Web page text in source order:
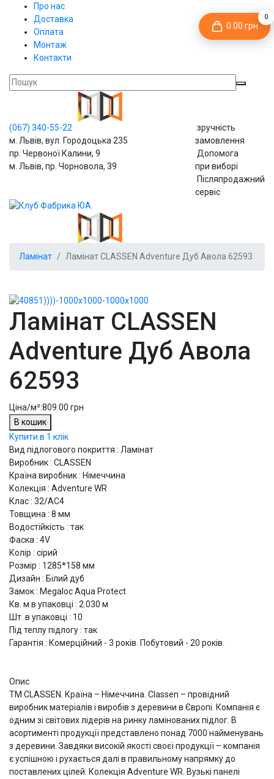
Про нас
Доставка
Оплата
Монтаж
Контакти
0.00 грн
0
(067) 340-55-22
м. Львів, вул. Городоцька 235
пр. Червоної Калини, 9
м. Львів, пр. Чорновола, 39
зручність
замовлення
Допомога
при виборі
Післяпродажний
сервіс
Ламінат Ламінат CLASSEN Adventure Дуб Авола 62593
Ламінат CLASSEN
Adventure Дуб Авола
62593
Ціна/м²:809.00 грн
В кошик
Купити в 1 клік
Вид підлогового покриття : Ламінат
Виробник : CLASSEN
Країна виробник : Німеччина
Колекція : Adventure WR
Клас : 32/АС4
Товщина : 8 мм
Водостійкість : так
Фаска : 4V
Колір : сірий
Розмір : 1285*158 мм
Дизайн : Білий дуб
Замок : Megaloc Aqua Protect
Кв. м в упаковці : 2.030 м
Шт. в упаковці : 10
Під теплу підлогу : так
Гарантія : Комерційний - 3 років. Побутовий - 20 років.
Опис
ТМ CLASSEN. Країна – Німеччина. Classen – провідний
виробник матеріалів і виробів з деревини в Європі. Компанія є
одним зі світових лідерів на ринку ламінованих підлог. В
асортименті продукції представлено понад 7000 найменувань
з деревини. Завдяки високій якості своєї продукції – компанія
є успішною і рухається далі в правильному напрямку до
поставлених цілей. Колекція Adventure WR. Вузькі панелі